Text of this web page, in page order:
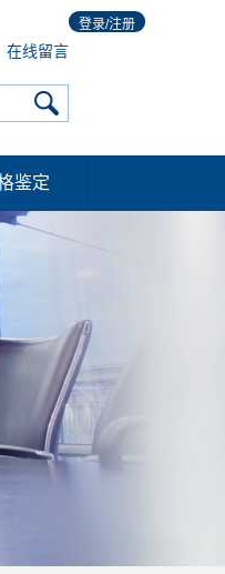
登录/注册
在线留言
鉴定